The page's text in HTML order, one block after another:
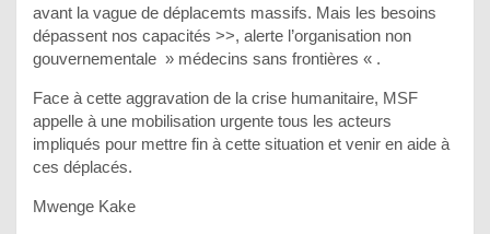
avant la vague de déplacemts massifs. Mais les besoins
dépassent nos capacités >>, alerte l’organisation non
gouvernementale » médecins sans frontières « .
Face à cette aggravation de la crise humanitaire, MSF
appelle à une mobilisation urgente tous les acteurs
impliqués pour mettre fin à cette situation et venir en aide à
ces déplacés.
Mwenge Kake